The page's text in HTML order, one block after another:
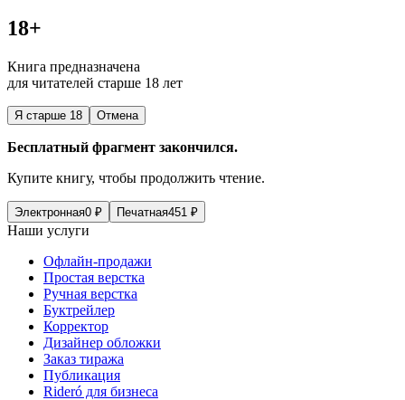
18+
Книга предназначена
для читателей старше 18 лет
Я старше 18 Отмена
Бесплатный фрагмент закончился.
Купите книгу, чтобы продолжить чтение.
Электронная0 ₽ Печатная451 ₽
Наши услуги
Офлайн-продажи
Простая верстка
Ручная верстка
Буктрейлер
Корректор
Дизайнер обложки
Заказ тиража
Публикация
Rideró для бизнеса